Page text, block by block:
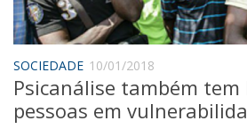
Quem somos
Sobre o Portal
SOCIEDADE 10/01/2018
Psicanálise também
pessoas em